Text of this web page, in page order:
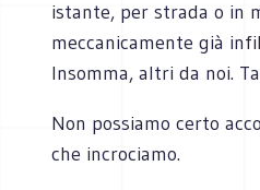
istante, per strada o in
meccanicamente già
Insomma, altri da noi.
Non possiamo certo
che incrociamo.